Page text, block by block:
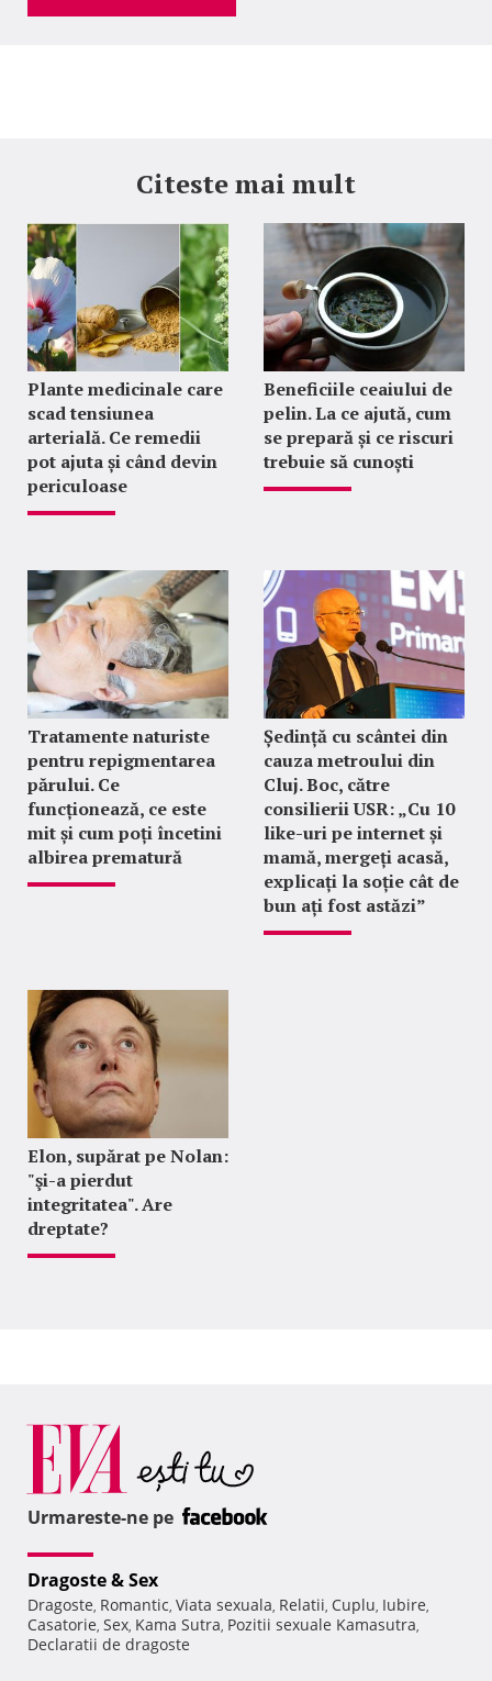
Citeste mai mult
Plante medicinale care
scad tensiunea
arterială. Ce remedii
pot ajuta și când devin
periculoase
Beneficiile ceaiului de
pelin. La ce ajută, cum
se prepară și ce riscuri
trebuie să cunoști
Tratamente naturiste
pentru repigmentarea
părului. Ce
funcționează, ce este
mit și cum poți încetini
albirea prematură
Ședință cu scântei din
cauza metroului din
Cluj. Boc, către
consilierii USR: „Cu 10
like-uri pe internet și
mamă, mergeți acasă,
explicați la soție cât de
bun ați fost astăzi”
Elon, supărat pe Nolan:
"şi-a pierdut
integritatea". Are
dreptate?
Urmareste-ne pe
Dragoste & Sex
Dragoste, Romantic, Viata sexuala, Relatii, Cuplu, Iubire,
Casatorie, Sex, Kama Sutra, Pozitii sexuale Kamasutra,
Declaratii de dragoste